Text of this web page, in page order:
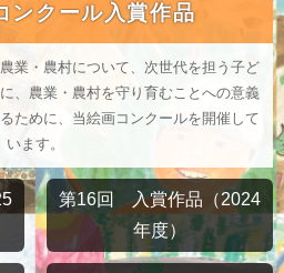
ンクール入賞作品
業・農村について、次世代を担う子ど
、農業・農村を守り育むことへの意義
ために、当絵画コンクールを開催して
います。
第16回 入賞作品（2024
年度）